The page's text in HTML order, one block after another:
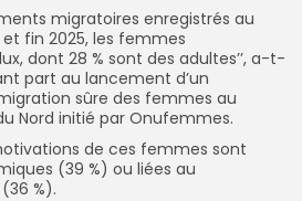
migratoires enregistrés au
fin 2025, les femmes
dont 28 % sont des adultes’’, a-t-
part au lancement d’un
sûre des femmes au
Nord initié par Onufemmes.
de ces femmes sont
(39 %) ou liées au
%).